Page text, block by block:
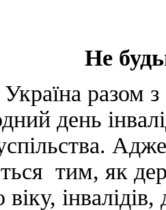
Не
разом
день
тим, як
віку,